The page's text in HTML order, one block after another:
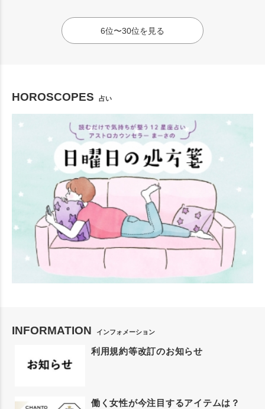
6位〜30位を見る
HOROSCOPES 占い
INFORMATION インフォメーション
利用規約等改訂のお知らせ
働く女性が今注目するアイテムは？